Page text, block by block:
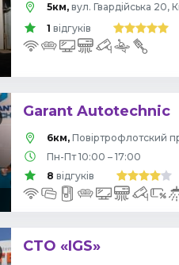
5км, вул. Гвардійська 20,
1 відгуків
Garant Autotechnic
6км,
Пн-Пт 10:00 – 17:00
8 відгуків
СТО «IGS»